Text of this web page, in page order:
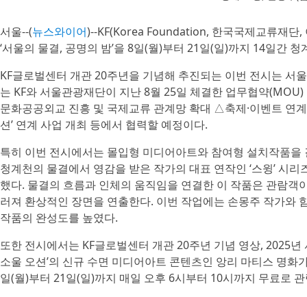
서울--(뉴스와이어)--KF(Korea Foundation, 한국국제교류재단
‘서울의 물결, 공명의 밤’을 8일(월)부터 21일(일)까지 14일간
KF글로벌센터 개관 20주년을 기념해 추진되는 이번 전시는 서
는 KF와 서울관광재단이 지난 8월 25일 체결한 업무협약
문화공공외교 진흥 및 국제교류 관계망 확대 △축제·이벤트
션’ 연계 사업 개최 등에서 협력할 예정이다.
특히 이번 전시에서는 몰입형 미디어아트와 참여형 설치작품을
청계천의 물결에서 영감을 받은 작가의 대표 연작인 ‘스윙’ 시
했다. 물결의 흐름과 인체의 움직임을 연결한 이 작품은 관람
러져 환상적인 장면을 연출한다. 이번 작업에는 손몽주 작가와
작품의 완성도를 높였다.
또한 전시에서는 KF글로벌센터 개관 20주년 기념 영상, 2025
소울 오션’의 신규 수면 미디어아트 콘텐츠인 앙리 마티스 명
일(월)부터 21일(일)까지 매일 오후 6시부터 10시까지 무료로